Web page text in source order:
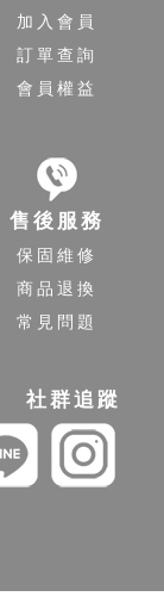
加入會員
訂單查詢
會員權益
售後服務
保固維修
商品退換
常見問題
社群追蹤